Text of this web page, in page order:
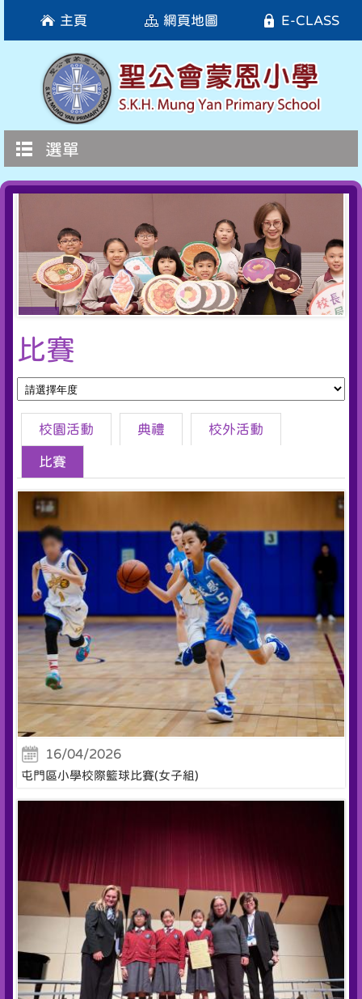
選單
E-CLASS
網頁地圖
主頁
比賽
校園活動 典禮 校外活動
比賽
16/04/2026
屯門區小學校際籃球比賽(女子組)